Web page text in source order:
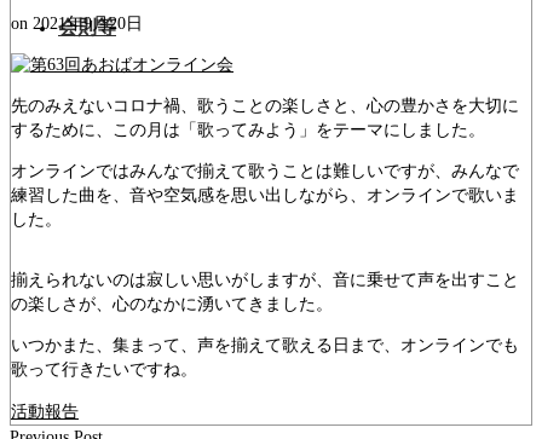
会則等
on 2021年9月20日
先のみえないコロナ禍、歌うことの楽しさと、心の豊かさを大切に
するために、この月は「歌ってみよう」をテーマにしました。
オンラインではみんなで揃えて歌うことは難しいですが、みんなで
練習した曲を、音や空気感を思い出しながら、オンラインで歌いま
した。
揃えられないのは寂しい思いがしますが、音に乗せて声を出すこと
の楽しさが、心のなかに湧いてきました。
いつかまた、集まって、声を揃えて歌える日まで、オンラインでも
歌って行きたいですね。
活動報告